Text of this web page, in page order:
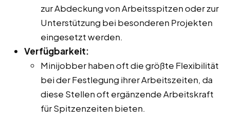
zur Abdeckung von Arbeitsspitzen oder zur
Unterstützung bei besonderen Projekten
eingesetzt werden.
Verfügbarkeit:
Minijobber haben oft die größte Flexibilität
bei der Festlegung ihrer Arbeitszeiten, da
diese Stellen oft ergänzende Arbeitskraft
für Spitzenzeiten bieten.